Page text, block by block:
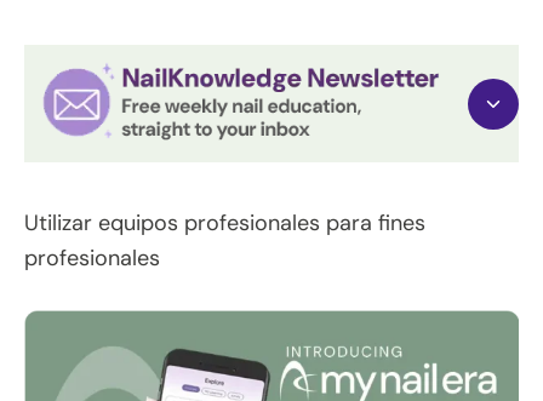
Utilizar equipos profesionales para fines
profesionales